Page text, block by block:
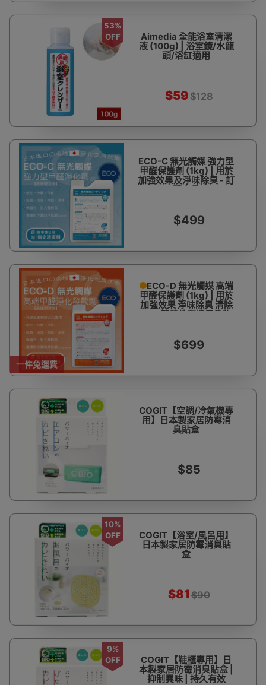
53%
OFF
Aimedia 全能浴室清潔
液 (100g) | 浴室鏡/水龍
頭/浴缸適用
$59$128
ECO-C 無光觸媒 強力型
甲醛保護劑 (1kg) | 用於
加強效果及淨味除臭 - 訂
購產品
$499
一件免運費
ECO-D 無光觸媒 高端
甲醛保護劑 (1kg) | 用於
加強效果 淨味除臭 清除
VOC等其他有機污染物
$699
COGIT【空調/冷氣機專
用】日本製家居防霉消
臭貼盒
$85
10%
OFF
COGIT【浴室/風呂用】
日本製家居防霉消臭貼
盒
$81 $90
9%
OFF
COGIT【鞋櫃專用】日
本製家居防霉消臭貼盒 |
抑制異味 | 持久有效